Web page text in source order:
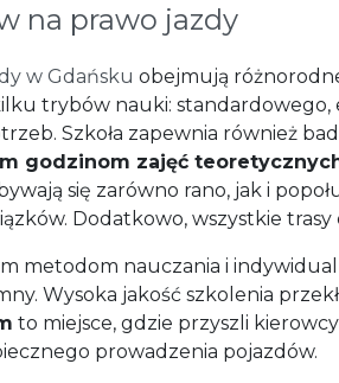
na prawo jazdy
w Gdańsku obejmują
trybów nauki:
Szkoła zapewnia również
godzinom zajęć
się zarówno rano, jak i
Dodatkowo, wszystkie
metodom nauczania i
Wysoka jakość szkolenia
to miejsce, gdzie przyszli
prowadzenia pojazdów.